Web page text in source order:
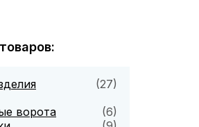
(27)
ворота
(6)